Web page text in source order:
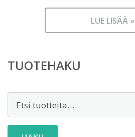
LUE LISÄÄ »
TUOTEHAKU